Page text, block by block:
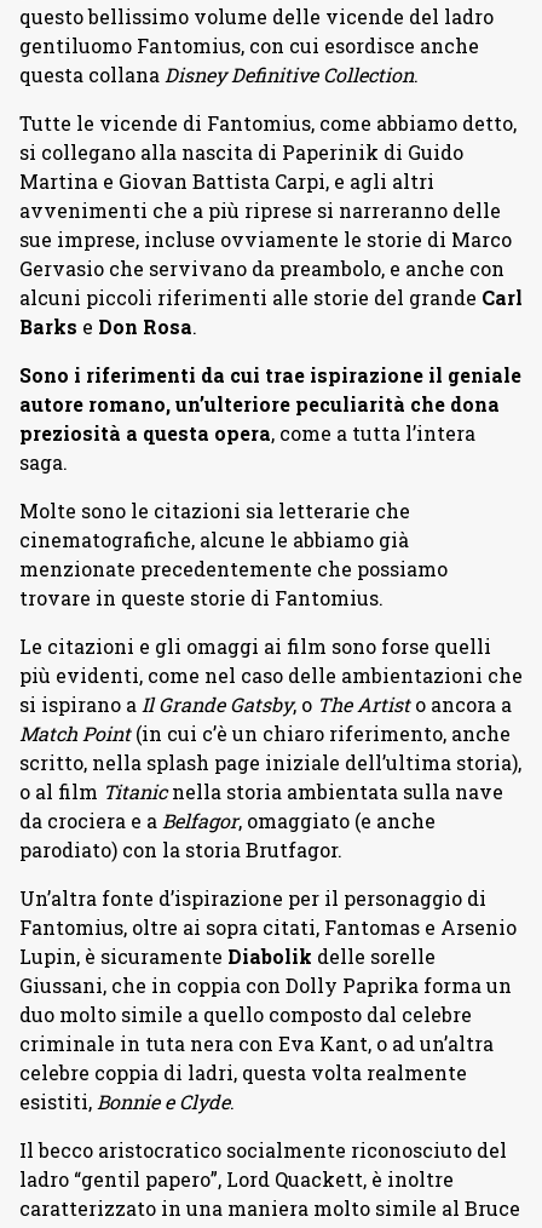
questo bellissimo volume delle vicende del ladro
gentiluomo Fantomius, con cui esordisce anche
questa collanaDisney Definitive Collection.
Tutte le vicende di Fantomius, come abbiamo detto,
si collegano alla nascita di Paperinik di Guido
Martina e Giovan Battista Carpi, e agli altri
avvenimenti che a più riprese si narreranno delle
sue imprese, incluse ovviamente le storie di Marco
Gervasio che servivano da preambolo, e anche con
alcuni piccoli riferimenti alle storie del grande Carl
Barks e Don Rosa.
Sono i riferimenti da cui trae ispirazione il geniale
autore romano, un’ulteriore peculiarità che dona
preziosità a questa opera, come a tutta l’intera
saga.
Molte sono le citazioni sia letterarie che
cinematografiche, alcune le abbiamo già
menzionate precedentemente che possiamo
trovare in queste storie di Fantomius.
Le citazioni e gli omaggi ai film sono forse quelli
più evidenti, come nel caso delle ambientazioni che
si ispirano aIl Grande Gatsby, o The Artisto ancora a
Match Point(in cui c’è un chiaro riferimento, anche
scritto, nella splash page iniziale dell’ultima storia),
o al film Titanicnella storia ambientata sulla nave
da crociera e aBelfagor, omaggiato (e anche
parodiato) con la storia Brutfagor.
Un’altra fonte d’ispirazione per il personaggio di
Fantomius, oltre ai sopra citati, Fantomas e Arsenio
Lupin, è sicuramente Diabolik delle sorelle
Giussani, che in coppia con Dolly Paprika forma un
duo molto simile a quello composto dal celebre
criminale in tuta nera con Eva Kant, o ad un’altra
celebre coppia di ladri, questa volta realmente
esistiti,Bonnie e Clyde.
Il becco aristocratico socialmente riconosciuto del
ladro “gentil papero”, Lord Quackett, è inoltre
caratterizzato in una maniera molto simile al Bruce